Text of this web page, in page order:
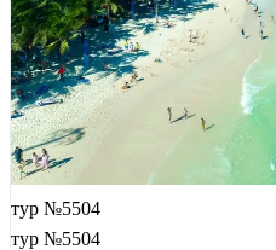
тур №5504
тур №5504